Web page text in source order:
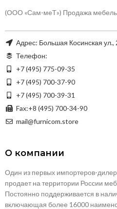
(ООО «Сам-меТ») Продажа
Адрес: Большая Косинская ул.,
Телефон:
+7 (495) 775-09-35
+7 (495) 700-37-90
+7 (495) 700-39-31
Fax:+8 (495) 700-34-90
mail@furnicom.store
О компании
Один из первых импортеров-
продает на территории России
Постоянно поддерживается в
включающая более 16000